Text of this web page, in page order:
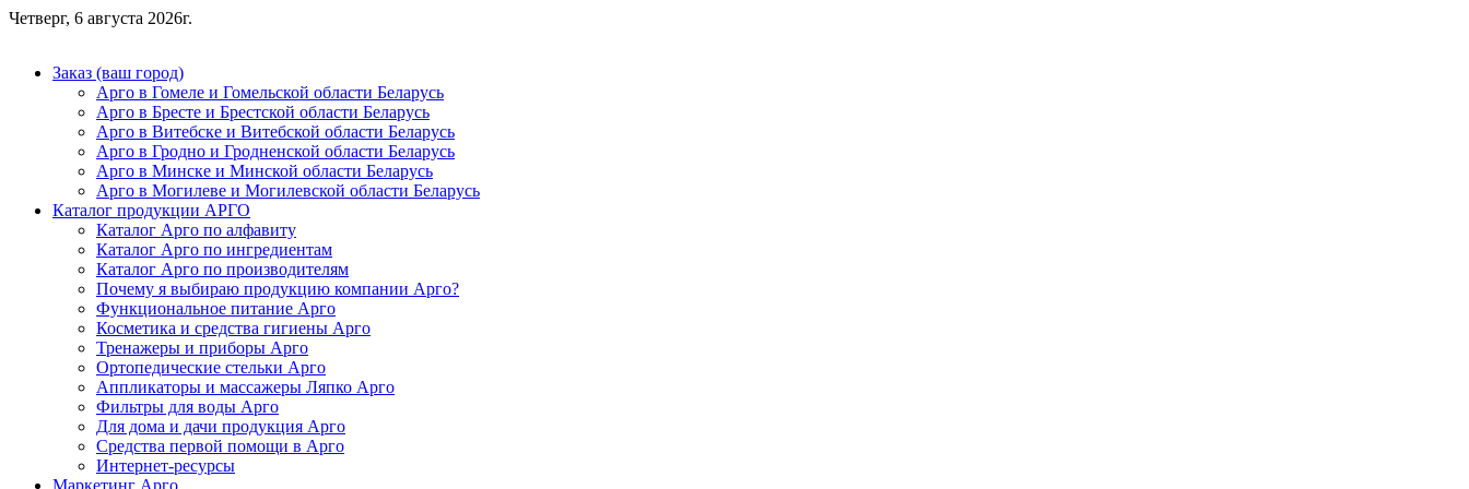
Четверг, 6 августа 2026г.
Заказ (ваш город)
Арго в Гомеле и Гомельской области Беларусь
Арго в Бресте и Брестской области Беларусь
Арго в Витебске и Витебской области Беларусь
Арго в Гродно и Гродненской области Беларусь
Арго в Минске и Минской области Беларусь
Арго в Могилеве и Могилевской области Беларусь
Каталог продукции АРГО
Каталог Арго по алфавиту
Каталог Арго по ингредиентам
Каталог Арго по производителям
Почему я выбираю продукцию компании Арго?
Функциональное питание Арго
Косметика и средства гигиены Арго
Тренажеры и приборы Арго
Ортопедические стельки Арго
Аппликаторы и массажеры Ляпко Арго
Фильтры для воды Арго
Для дома и дачи продукция Арго
Средства первой помощи в Арго
Интернет-ресурсы
Маркетинг Арго